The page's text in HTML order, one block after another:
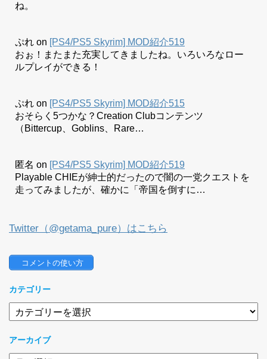
ね。
ぷれ on [PS4/PS5 Skyrim] MOD紹介519
おぉ！またまた充実してきましたね。いろいろなロー
ルプレイができる！
ぷれ on [PS4/PS5 Skyrim] MOD紹介515
おそらく5つかな？Creation Clubコンテンツ
（Bittercup、Goblins、Rare…
匿名 on [PS4/PS5 Skyrim] MOD紹介519
Playable CHIEが紳士的だったので闇の一党クエストを
走ってみましたが、確かに「帝国を倒すに…
Twitter（@getama_pure）はこちら
コメントの使い方
カテゴリー
テ
リ
アーカイブ